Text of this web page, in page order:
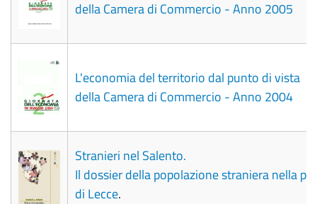
della Camera di Commercio - Anno 2005
L'economia del territorio dal punto di vista
della Camera di Commercio - Anno 2004
Stranieri nel Salento.
Il dossier della popolazione straniera nella
di Lecce.